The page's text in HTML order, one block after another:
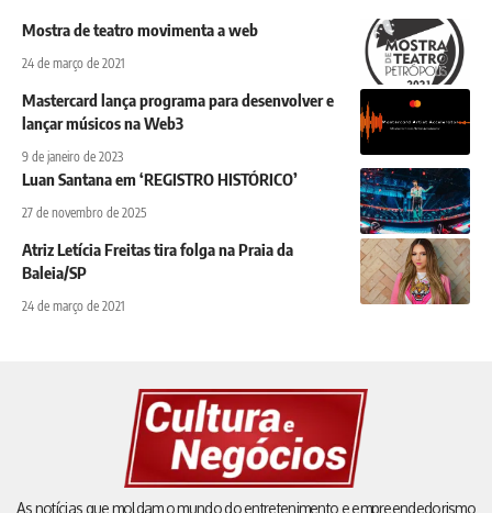
Mostra de teatro movimenta a web
24 de março de 2021
Mastercard lança programa para desenvolver e
lançar músicos na Web3
9 de janeiro de 2023
Luan Santana em ‘REGISTRO HISTÓRICO’
27 de novembro de 2025
Atriz Letícia Freitas tira folga na Praia da
Baleia/SP
24 de março de 2021
As notícias que moldam o mundo do entretenimento e empreendedorismo